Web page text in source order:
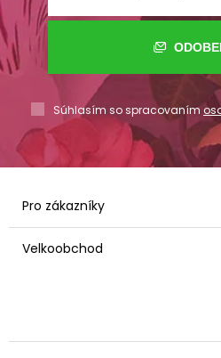
Súhlasím so spracovaním
Pro zákazníky
Velkoobchod